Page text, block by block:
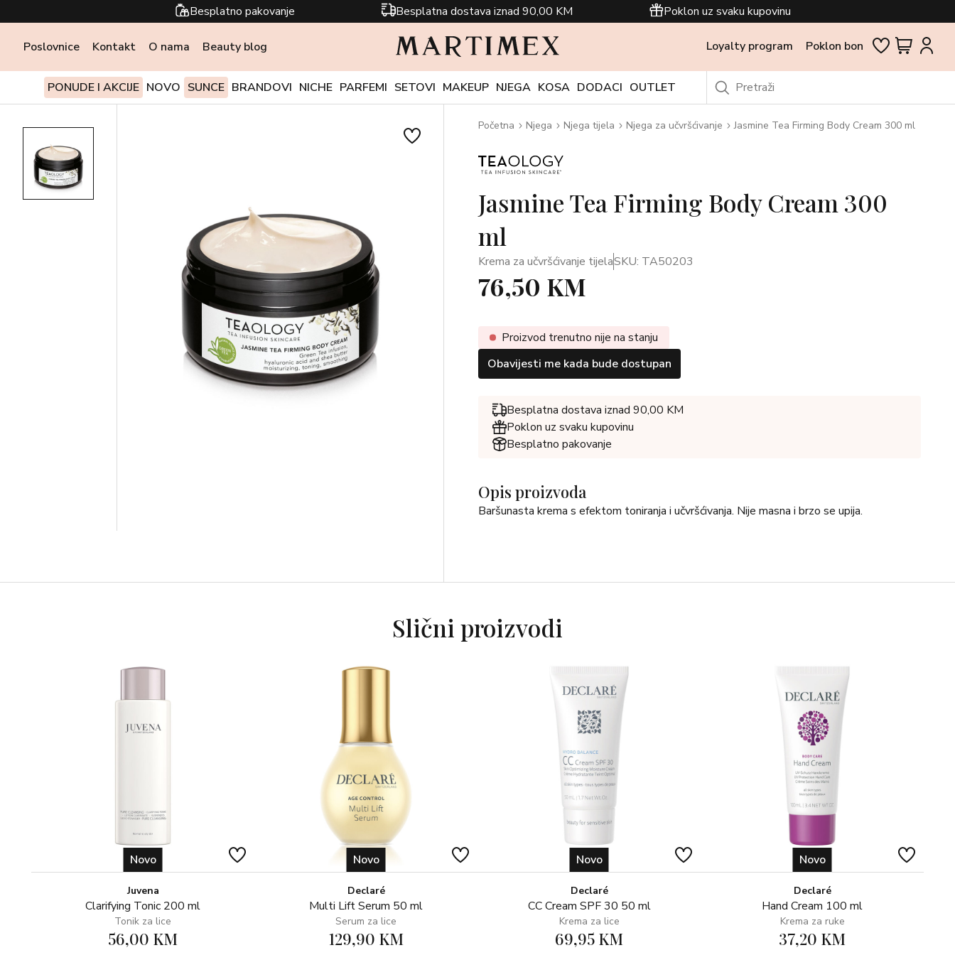
Besplatno pakovanje Besplatna dostava iznad 90,00 KM Poklon uz svaku kupovinu
Poslovnice Kontakt O nama Beauty blog Loyalty program Poklon bon
PONUDE I AKCIJE NOVO SUNCE BRANDOVI NICHE PARFEMI SETOVI MAKEUP NJEGA KOSA DODACI OUTLET
Početna Njega Njega tijela Njega za učvršćivanje Jasmine Tea Firming Body Cream 300 ml
Jasmine Tea Firming Body Cream 300
ml
Krema za učvršćivanje tijelaSKU: TA50203
76,50 KM
Proizvod trenutno nije na stanju
Obavijesti me kada bude dostupan
Besplatna dostava iznad 90,00 KM
Poklon uz svaku kupovinu
Besplatno pakovanje
Opis proizvoda
Baršunasta krema s efektom toniranja i učvršćivanja. Nije masna i brzo se upija.
Slični proizvodi
Novo
Juvena
Clarifying Tonic 200 ml
Tonik za lice
56,00 KM
Novo
Declaré
Multi Lift Serum 50 ml
Serum za lice
129,90 KM
Novo
Declaré
CC Cream SPF 30 50 ml
Krema za lice
69,95 KM
Novo
Declaré
Hand Cream 100 ml
Krema za ruke
37,20 KM